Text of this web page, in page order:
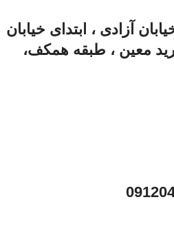
آزادی ،‌ ابتدای خیابان
معین ،‌ طبقه همکف،‌